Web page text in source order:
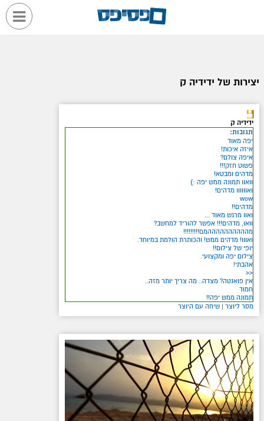
יצירות של ידידיה ק
ידידיה ק
תגובות:
יפה מאוד
איזה איכות!
איפה צולם?
פשוט חזק!!!
מדהים ומבטא!
וואוו תמונה ממש יפה :)
ואוווווו מדהים!
wow
מדהים!!
ואוו מרגש מאוד ...
וואו, מדהים!!! אפשר להוריד למחשב?
מההההההההההמם!!!!!!!!!
ואווו! מדהים ממש! והכותרת הולמת במיוחד.
יופי של צילום!!
צילום יפה ומקצועי.
אהבתי!
<<
אין פואנטה? מצדה.. מה צריך יותר מזה..
חמוד
תמונה ממש יפה!!
מסר ליוצר | שיחה עם היוצר